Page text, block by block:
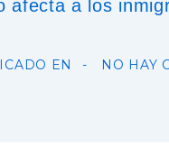
afecta a los
EN NO HAY